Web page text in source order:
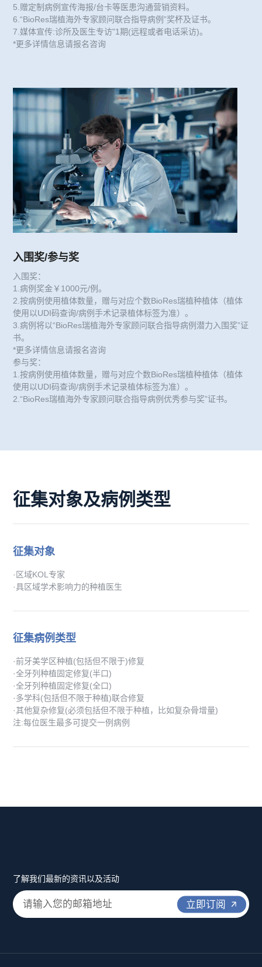
5.赠定制病例宣传海报/台卡等医患沟通营销资料。
6.“BioRes瑞植海外专家顾问联合指导病例”奖杯及证书。
7.媒体宣传:诊所及医生专访"1期(远程或者电话采访)。
*更多详情信息请报名咨询
入围奖/参与奖
入围奖：
1.病例奖金￥1000元/例。
2.按病例使用植体数量，赠与对应个数BioRes瑞植种植体（植体
使用以UDI码查询/病例手术记录植体标签为准）。
3.病例将以“BioRes瑞植海外专家顾问联合指导病例潜力入围奖”证
书。
*更多详情信息请报名咨询
参与奖：
1.按病例使用植体数量，赠与对应个数BioRes瑞植种植体（植体
使用以UDI码查询/病例手术记录植体标签为准）。
2.“BioRes瑞植海外专家顾问联合指导病例优秀参与奖”证书。
征集对象及病例类型
征集对象
·区域KOL专家
·具区域学术影响力的种植医生
征集病例类型
·前牙美学区种植(包括但不限于)修复
·全牙列种植固定修复(半口)
·全牙列种植固定修复(全口)
·多学科(包括但不限于种植)联合修复
·其他复杂修复(必须包括但不限于种植，比如复杂骨增量)
注:每位医生最多可提交一例病例
了解我们最新的资讯以及活动
立即订阅